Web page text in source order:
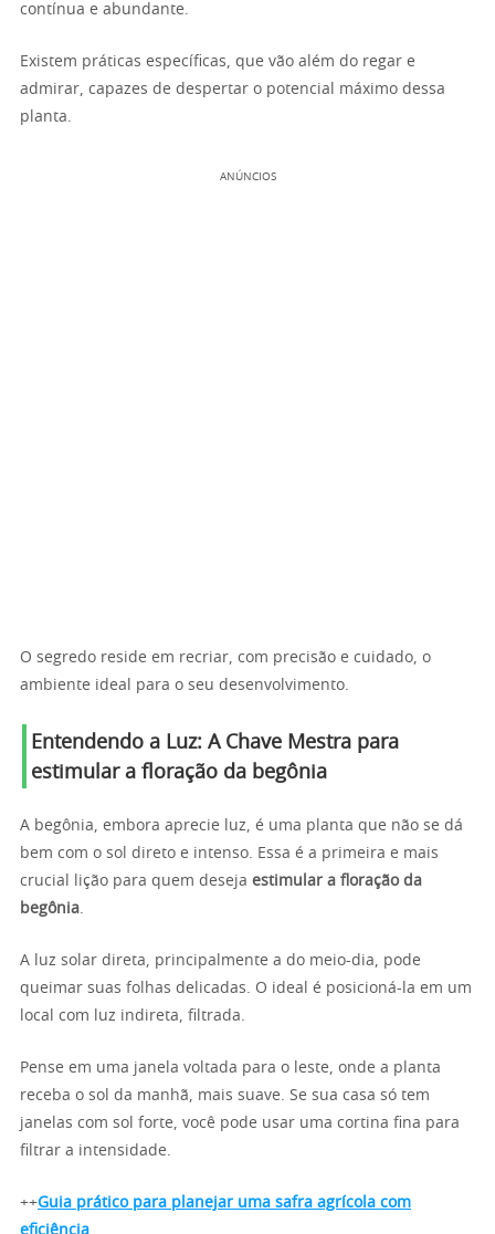
contínua e abundante.
Existem práticas específicas, que vão além do regar e
admirar, capazes de despertar o potencial máximo dessa
planta.
ANÚNCIOS
O segredo reside em recriar, com precisão e cuidado, o
ambiente ideal para o seu desenvolvimento.
Entendendo a Luz: A Chave Mestra para
estimular a floração da begônia
A begônia, embora aprecie luz, é uma planta que não se dá
bem com o sol direto e intenso. Essa é a primeira e mais
crucial lição para quem deseja estimular a floração da
begônia.
A luz solar direta, principalmente a do meio-dia, pode
queimar suas folhas delicadas. O ideal é posicioná-la em um
local com luz indireta, filtrada.
Pense em uma janela voltada para o leste, onde a planta
receba o sol da manhã, mais suave. Se sua casa só tem
janelas com sol forte, você pode usar uma cortina fina para
filtrar a intensidade.
++Guia prático para planejar uma safra agrícola com
eficiência